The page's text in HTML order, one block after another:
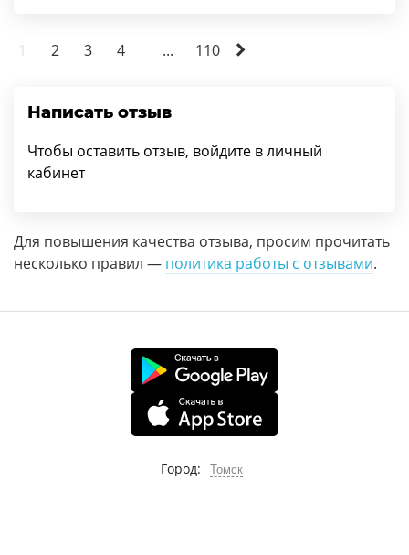
1 2 3 4 ... 110
Написать отзыв
Чтобы оставить отзыв, войдите в личный
кабинет
Для повышения качества отзыва, просим прочитать
несколько правил — политика работы с отзывами.
Город: Томск